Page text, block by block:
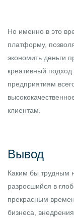
Но именно в это
платформу,
экономить деньги
креативный
предприятиям
клиентам.
Вывод
Каким бы трудным
разросшийся в
прекрасным
бизнеса,